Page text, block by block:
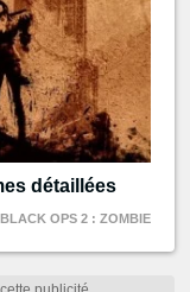
détaillées
BLACK OPS 2 : ZOMBIE